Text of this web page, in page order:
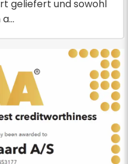
geliefert und sowohl